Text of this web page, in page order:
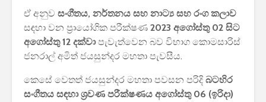
ඒ අනුව සංගීතය, නර්තනය සහ නාට්‍ය සහ රංග කලාව
සඳහා වන ප්‍රායෝගික පරීක්ෂණ 2023 අගෝස්තු 02 සිට
අගෝස්තු 12 දක්වාපැවැත්වෙන බව විභාග කොමසාරිස්
ජනරාල් අමිත් ජයසුන්දර මහතා පැවසීය.
කෙසේ වෙතත් ජයසුන්දර මහතා පවසන පරිදි බටහිර
සංගීතය සඳහා ශ්‍රවණ පරීක්ෂණය අගෝස්තු 06 (ඉරිදා)
කර ඇත
රාජ්‍ය, බැංකු, වෙළඳ
සහ පුර පසළොස්වක
පොහොය නිවාඩු දින
සහිත ශ්‍රී ලංකා දින
දර්ශනය (2026)
ශ්‍රී ලංකා
සේවයේ II
නිලධාරීන්
2026